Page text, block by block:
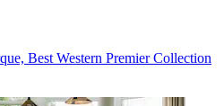
Best Western Premier Collection